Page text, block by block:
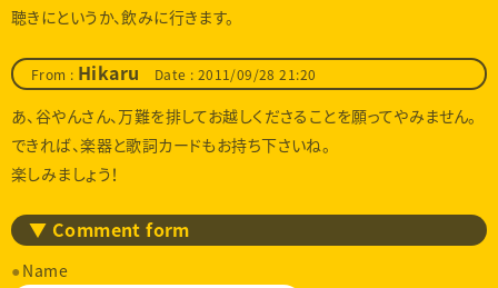
聴きにというか、飲みに行きます。
From : Hikaru Date : 2011/09/28 21:20
あ、谷やんさん、万難を排してお越しくださることを願ってやみません。
できれば、楽器と歌詞カードもお持ち下さいね。
楽しみましょう！
▼ Comment form
Name